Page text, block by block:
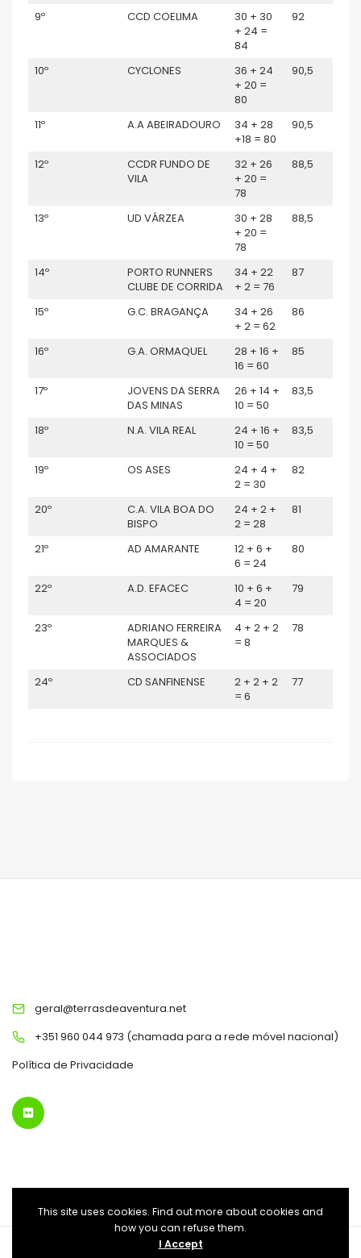
9º CCD COELIMA
30 + 30
+ 24 =
84
92
10º CYCLONES
36 + 24
+ 20 =
80
90,5
11º A.A ABEIRADOURO
34 + 28
+18 = 80
90,5
12º
CCDR FUNDO DE
VILA
32 + 26
+ 20 =
78
88,5
13º UD VÁRZEA
30 + 28
+ 20 =
78
88,5
14º
PORTO RUNNERS
CLUBE DE CORRIDA
34 + 22
+ 2 = 76
87
15º G.C. BRAGANÇA
34 + 26
+ 2 = 62
86
16º G.A. ORMAQUEL
28 + 16 +
16 = 60
85
17º
JOVENS DA SERRA
DAS MINAS
26 + 14 +
10 = 50
83,5
18º N.A. VILA REAL
24 + 16 +
10 = 50
83,5
19º OS ASES
24 + 4 +
2 = 30
82
20º
C.A. VILA BOA DO
BISPO
24 + 2 +
2 = 28
81
21º AD AMARANTE
12 + 6 +
6 = 24
80
22º A.D. EFACEC
10 + 6 +
4 = 20
79
23º
ADRIANO FERREIRA
MARQUES &
ASSOCIADOS
4 + 2 + 2
= 8
78
24º CD SANFINENSE
2 + 2 + 2
= 6
77
geral@terrasdeaventura.net
+351 960 044 973 (chamada para a rede móvel nacional)
Política de Privacidade
This site uses cookies. Find out more about cookies and
how you can refuse them.
I Accept